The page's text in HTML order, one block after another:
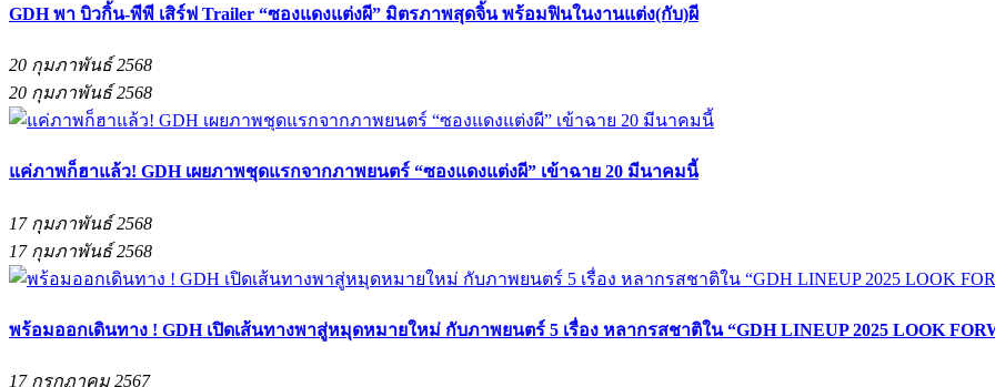
GDH พา บิวกิ้น-พีพี เสิร์ฟ Trailer “ซองแดงแต่งผี” มิตรภาพสุดจิ้น พร้อมฟินในงานแต่ง(กับ)ผี
20 กุมภาพันธ์ 2568
20 กุมภาพันธ์ 2568
แค่ภาพก็ฮาแล้ว! GDH เผยภาพชุดแรกจากภาพยนตร์ “ซองแดงแต่งผี” เข้าฉาย 20 มีนาคมนี้
17 กุมภาพันธ์ 2568
17 กุมภาพันธ์ 2568
พร้อมออกเดินทาง ! GDH เปิดเส้นทางพาสู่หมุดหมายใหม่ กับภาพยนตร์ 5 เรื่อง หลากรสชาติใน “GDH LINEUP 2025 LOOK
17 กรกฏาคม 2567